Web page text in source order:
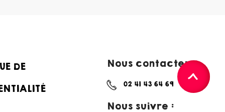
DE
Nous contacter :
02 41 43 64 69
Nous suivre :